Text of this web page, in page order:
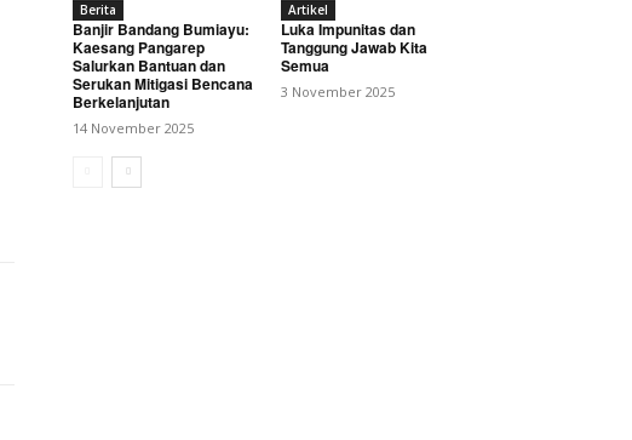
Berita
Banjir Bandang Bumiayu:
Kaesang Pangarep
Salurkan Bantuan dan
Serukan Mitigasi Bencana
Berkelanjutan
14 November 2025
Artikel
Luka Impunitas dan
Tanggung Jawab Kita
Semua
3 November 2025